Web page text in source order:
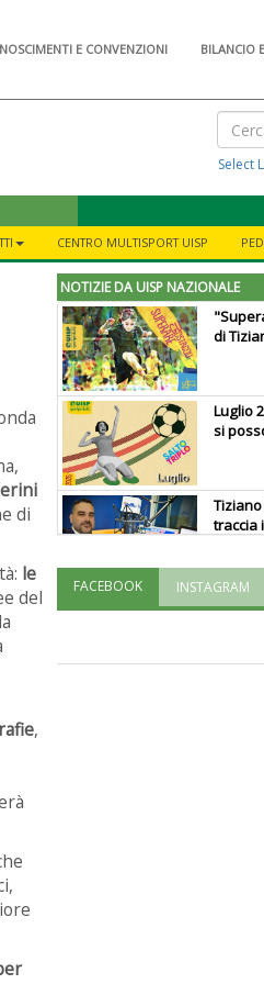
E CONVENZIONI BILANCIO
Select
CENTRO MULTISPORT UISP
di
le
del
,
NOTIZIE DA UISP NAZIONALE
di
Luglio
si
traccia
FACEBOOK INSTAGRAM